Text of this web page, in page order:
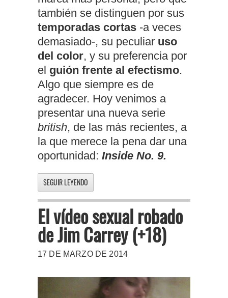
también se distinguen por sus
temporadas cortas -a veces
demasiado-, su peculiar uso
del color, y su preferencia por
el guión frente al efectismo.
Algo que siempre es de
agradecer. Hoy venimos a
presentar una nueva serie
british, de las más recientes, a
la que merece la pena dar una
oportunidad: Inside No. 9.
SEGUIR LEYENDO
El vídeo sexual robado
de Jim Carrey (+18)
17 DE MARZO DE 2014